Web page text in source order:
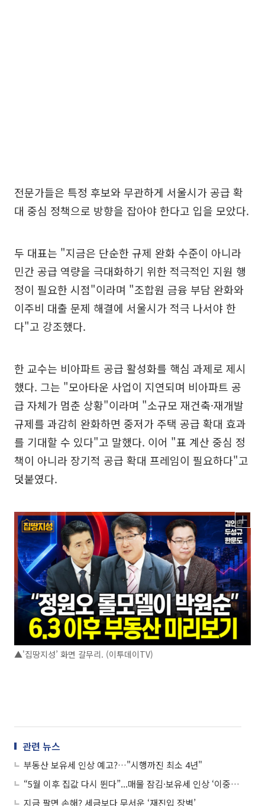
전문가들은 특정 후보와 무관하게 서울시가 공급 확
대 중심 정책으로 방향을 잡아야 한다고 입을 모았다.
두 대표는 "지금은 단순한 규제 완화 수준이 아니라
민간 공급 역량을 극대화하기 위한 적극적인 지원 행
정이 필요한 시점"이라며 "조합원 금융 부담 완화와
이주비 대출 문제 해결에 서울시가 적극 나서야 한
다"고 강조했다.
한 교수는 비아파트 공급 활성화를 핵심 과제로 제시
했다. 그는 "모아타운 사업이 지연되며 비아파트 공
급 자체가 멈춘 상황"이라며 "소규모 재건축·재개발
규제를 과감히 완화하면 중저가 주택 공급 확대 효과
를 기대할 수 있다"고 말했다. 이어 "표 계산 중심 정
책이 아니라 장기적 공급 확대 프레임이 필요하다"고
덧붙였다.
▲'집땅지성’ 화면 갈무리. (이투데이TV)
관련 뉴스
부동산 보유세 인상 예고?…"시행까진 최소 4년"
“5월 이후 집값 다시 뛴다”...매물 잠김·보유세 인상 ‘이중 경고’
지금 팔면 손해? 세금보다 무서운 ‘재진입 장벽’